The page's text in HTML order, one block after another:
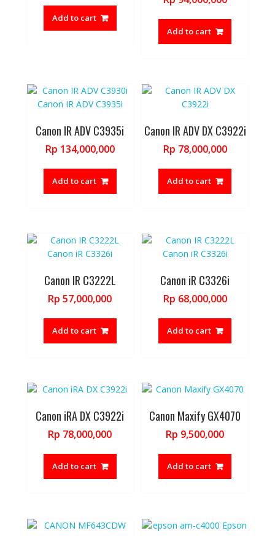
Add to cart
Add to cart
Canon IR ADV C3935i
Rp 134,000,000
Add to cart
Canon IR ADV DX C3922i
Rp 78,000,000
Add to cart
Canon IR C3222L
Rp 57,000,000
Add to cart
Canon iR C3326i
Rp 68,000,000
Add to cart
Canon iRA DX C3922i
Rp 78,000,000
Add to cart
Canon Maxify GX4070
Rp 9,500,000
Add to cart